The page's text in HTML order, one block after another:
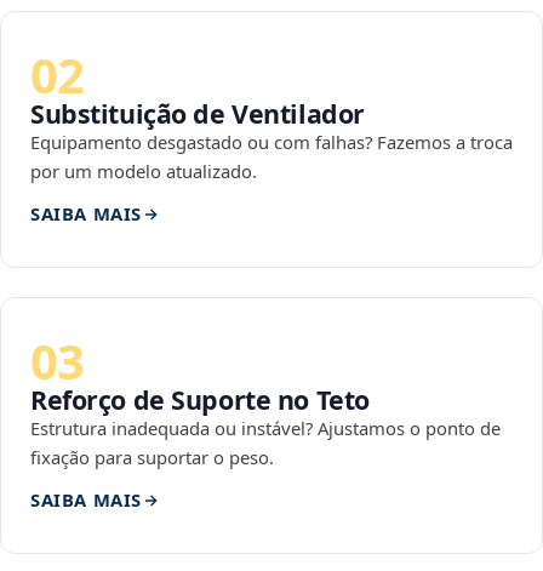
02
Substituição de Ventilador
Equipamento desgastado ou com falhas? Fazemos a troca
por um modelo atualizado.
SAIBA MAIS
03
Reforço de Suporte no Teto
Estrutura inadequada ou instável? Ajustamos o ponto de
fixação para suportar o peso.
SAIBA MAIS